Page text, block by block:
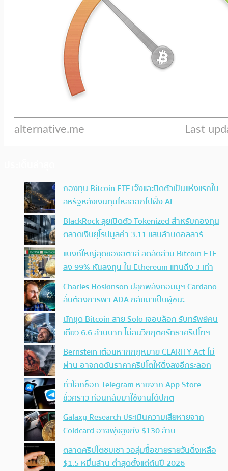
กองทุน Bitcoin ETF เจ๊งและปิดตัวเป็นแห่งแรกใน
สหรัฐหลังเงินทุนไหลออกไปฝั่ง AI
BlackRock ลุยเปิดตัว Tokenized สำหรับกองทุน
ตลาดเงินยุโรปมูลค่า 3.11 แสนล้านดอลลาร์
แบงก์ใหญ่สุดของอิตาลี ลดสัดส่วน Bitcoin ETF
ลง 99% หันลงทุน ใน Ethereum แทนถึง 3 เท่า
Charles Hoskinson ปลุกพลังคอมมูฯ Cardano
ลั่นต้องการพา ADA กลับมาเป็นผู้ชนะ
นักขุด Bitcoin สาย Solo เจอบล็อก รับทรัพย์คน
เดียว 6.6 ล้านบาท ไม่สนวิกฤตศรัทธาคริปโทฯ
Bernstein เตือนหากกฎหมาย CLARITY Act ไม่
ผ่าน อาจกดดันราคาคริปโตให้ดิ่งลงอีกระลอก
ทั่วโลกช็อก Telegram หายจาก App Store
ชั่วคราว ก่อนกลับมาใช้งานได้ปกติ
Galaxy Research ประเมินความเสียหายจาก
Coldcard อาจพุ่งสูงถึง $130 ล้าน
ตลาดคริปโตซบเซา วอลุ่มซื้อขายรายวันดิ่งเหลือ
$1.5 หมื่นล้าน ต่ำสุดตั้งแต่ต้นปี 2026